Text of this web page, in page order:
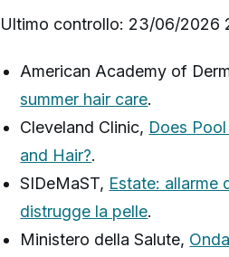
Ultimo controllo: 23/06/2026
American Academy of
summer hair care.
Cleveland Clinic, Does
and Hair?.
SIDeMaST, Estate: allarme
distrugge la pelle.
Ministero della Salute,